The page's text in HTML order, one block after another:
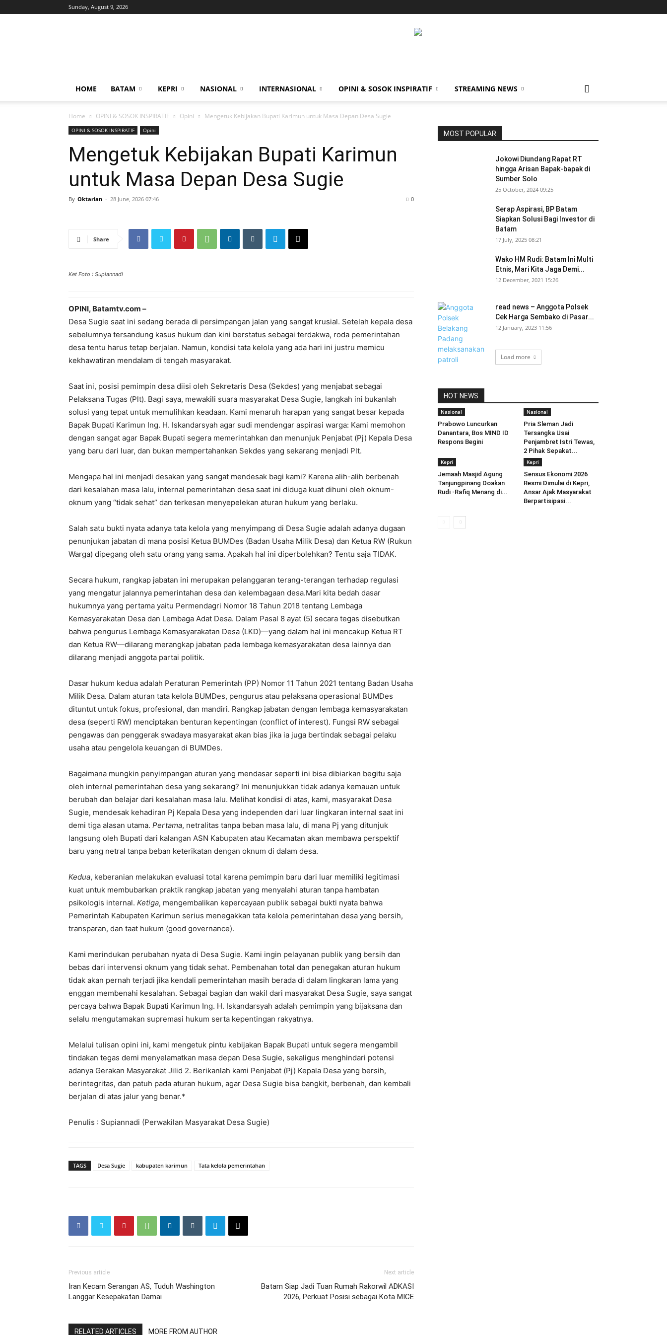
Sunday, August 9, 2026
HOME BATAM KEPRI NASIONAL INTERNASIONAL OPINI & SOSOK INSPIRATIF STREAMING NEWS
Home OPINI & SOSOK INSPIRATIF Opini Mengetuk Kebijakan Bupati Karimun untuk Masa Depan Desa Sugie
OPINI & SOSOK INSPIRATIF Opini
Mengetuk Kebijakan Bupati Karimun
untuk Masa Depan Desa Sugie
By Oktarian - 28 June, 2026 07:46 0
Share
Ket Foto : Supiannadi
OPINI, Batamtv.com –
Desa Sugie saat ini sedang berada di persimpangan jalan yang sangat krusial. Setelah kepala desa
sebelumnya tersandung kasus hukum dan kini berstatus sebagai terdakwa, roda pemerintahan
desa tentu harus tetap berjalan. Namun, kondisi tata kelola yang ada hari ini justru memicu
kekhawatiran mendalam di tengah masyarakat.
Saat ini, posisi pemimpin desa diisi oleh Sekretaris Desa (Sekdes) yang menjabat sebagai
Pelaksana Tugas (Plt). Bagi saya, mewakili suara masyarakat Desa Sugie, langkah ini bukanlah
solusi yang tepat untuk memulihkan keadaan. Kami menaruh harapan yang sangat besar kepada
Bapak Bupati Karimun Ing. H. Iskandarsyah agar sudi mendengar aspirasi warga: Kami memohon
dengan sangat agar Bapak Bupati segera memerintahkan dan menunjuk Penjabat (Pj) Kepala Desa
yang baru dari luar, dan bukan mempertahankan Sekdes yang sekarang menjadi Plt.
Mengapa hal ini menjadi desakan yang sangat mendesak bagi kami? Karena alih-alih berbenah
dari kesalahan masa lalu, internal pemerintahan desa saat ini diduga kuat dihuni oleh oknum-
oknum yang “tidak sehat” dan terkesan menyepelekan aturan hukum yang berlaku.
Salah satu bukti nyata adanya tata kelola yang menyimpang di Desa Sugie adalah adanya dugaan
penunjukan jabatan di mana posisi Ketua BUMDes (Badan Usaha Milik Desa) dan Ketua RW (Rukun
Warga) dipegang oleh satu orang yang sama. Apakah hal ini diperbolehkan? Tentu saja TIDAK.
Secara hukum, rangkap jabatan ini merupakan pelanggaran terang-terangan terhadap regulasi
yang mengatur jalannya pemerintahan desa dan kelembagaan desa.Mari kita bedah dasar
hukumnya yang pertama yaitu Permendagri Nomor 18 Tahun 2018 tentang Lembaga
Kemasyarakatan Desa dan Lembaga Adat Desa. Dalam Pasal 8 ayat (5) secara tegas disebutkan
bahwa pengurus Lembaga Kemasyarakatan Desa (LKD)—yang dalam hal ini mencakup Ketua RT
dan Ketua RW—dilarang merangkap jabatan pada lembaga kemasyarakatan desa lainnya dan
dilarang menjadi anggota partai politik.
Dasar hukum kedua adalah Peraturan Pemerintah (PP) Nomor 11 Tahun 2021 tentang Badan Usaha
Milik Desa. Dalam aturan tata kelola BUMDes, pengurus atau pelaksana operasional BUMDes
dituntut untuk fokus, profesional, dan mandiri. Rangkap jabatan dengan lembaga kemasyarakatan
desa (seperti RW) menciptakan benturan kepentingan (conflict of interest). Fungsi RW sebagai
pengawas dan penggerak swadaya masyarakat akan bias jika ia juga bertindak sebagai pelaku
usaha atau pengelola keuangan di BUMDes.
Bagaimana mungkin penyimpangan aturan yang mendasar seperti ini bisa dibiarkan begitu saja
oleh internal pemerintahan desa yang sekarang? Ini menunjukkan tidak adanya kemauan untuk
berubah dan belajar dari kesalahan masa lalu. Melihat kondisi di atas, kami, masyarakat Desa
Sugie, mendesak kehadiran Pj Kepala Desa yang independen dari luar lingkaran internal saat ini
demi tiga alasan utama. Pertama, netralitas tanpa beban masa lalu, di mana Pj yang ditunjuk
langsung oleh Bupati dari kalangan ASN Kabupaten atau Kecamatan akan membawa perspektif
baru yang netral tanpa beban keterikatan dengan oknum di dalam desa.
Kedua, keberanian melakukan evaluasi total karena pemimpin baru dari luar memiliki legitimasi
kuat untuk membubarkan praktik rangkap jabatan yang menyalahi aturan tanpa hambatan
psikologis internal. Ketiga, mengembalikan kepercayaan publik sebagai bukti nyata bahwa
Pemerintah Kabupaten Karimun serius menegakkan tata kelola pemerintahan desa yang bersih,
transparan, dan taat hukum (good governance).
Kami merindukan perubahan nyata di Desa Sugie. Kami ingin pelayanan publik yang bersih dan
bebas dari intervensi oknum yang tidak sehat. Pembenahan total dan penegakan aturan hukum
tidak akan pernah terjadi jika kendali pemerintahan masih berada di dalam lingkaran lama yang
enggan membenahi kesalahan. Sebagai bagian dan wakil dari masyarakat Desa Sugie, saya sangat
percaya bahwa Bapak Bupati Karimun Ing. H. Iskandarsyah adalah pemimpin yang bijaksana dan
selalu mengutamakan supremasi hukum serta kepentingan rakyatnya.
Melalui tulisan opini ini, kami mengetuk pintu kebijakan Bapak Bupati untuk segera mengambil
tindakan tegas demi menyelamatkan masa depan Desa Sugie, sekaligus menghindari potensi
adanya Gerakan Masyarakat Jilid 2. Berikanlah kami Penjabat (Pj) Kepala Desa yang bersih,
berintegritas, dan patuh pada aturan hukum, agar Desa Sugie bisa bangkit, berbenah, dan kembali
berjalan di atas jalur yang benar.*
Penulis : Supiannadi (Perwakilan Masyarakat Desa Sugie)
TAGS Desa Sugie kabupaten karimun Tata kelola pemerintahan
Previous article
Iran Kecam Serangan AS, Tuduh Washington
Langgar Kesepakatan Damai
Next article
Batam Siap Jadi Tuan Rumah Rakorwil ADKASI
2026, Perkuat Posisi sebagai Kota MICE
RELATED ARTICLES MORE FROM AUTHOR
MOST POPULAR
Jokowi Diundang Rapat RT
hingga Arisan Bapak-bapak di
Sumber Solo
25 October, 2024 09:25
Serap Aspirasi, BP Batam
Siapkan Solusi Bagi Investor di
Batam
17 July, 2025 08:21
Wako HM Rudi: Batam Ini Multi
Etnis, Mari Kita Jaga Demi...
12 December, 2021 15:26
read news – Anggota Polsek
Cek Harga Sembako di Pasar...
12 January, 2023 11:56
Load more
HOT NEWS
Nasional
Prabowo Luncurkan
Danantara, Bos MIND ID
Respons Begini
Nasional
Pria Sleman Jadi
Tersangka Usai
Penjambret Istri Tewas,
2 Pihak Sepakat...
Kepri
Jemaah Masjid Agung
Tanjungpinang Doakan
Rudi -Rafiq Menang di...
Kepri
Sensus Ekonomi 2026
Resmi Dimulai di Kepri,
Ansar Ajak Masyarakat
Berpartisipasi...